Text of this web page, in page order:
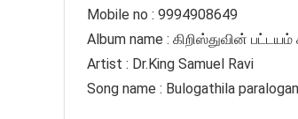
Mobile no : 9994908649
Album name : கிறிஸ்துவின்
Artist : Dr.King Samuel Ravi
Song name : Bulogathila